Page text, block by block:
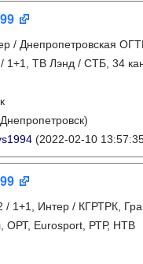
/ Днепропетровская
1+1, ТВ Лэнд / СТБ, 34
(2022-02-10
1+1, Интер / КГРТРК,
ОРТ, Eurosport, РТР, НТВ